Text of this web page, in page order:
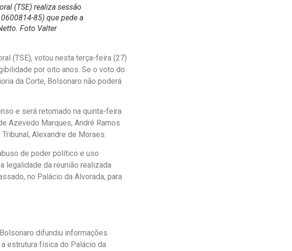
(TSE) realiza sessão
85) que pede a
Foto Valter
(TSE), votou nesta terça-feira (27)
por oito anos. Se o voto do
da Corte, Bolsonaro não poderá
e será retomado na quinta-feira
Azevedo Marques, André Ramos
Alexandre de Moraes.
de poder político e uso
legalidade da reunião realizada
no Palácio da Alvorada, para
difundiu informações
estrutura física do Palácio da